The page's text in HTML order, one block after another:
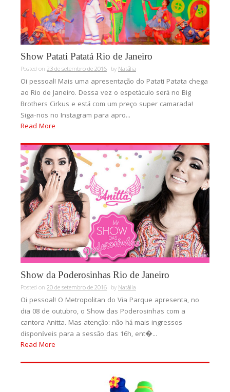
Show Patati Patatá Rio de Janeiro
Posted on 23 de setembro de 2016 byNatália
Oi pessoal! Mais uma apresentação do Patati Patata chega
ao Rio de Janeiro. Dessa vez o espetáculo será no Big
Brothers Cirkus e está com um preço super camarada!
Siga-nos no Instagram para apro...
Read More
Show da Poderosinhas Rio de Janeiro
Posted on 20 de setembro de 2016 byNatália
Oi pessoal! O Metropolitan do Via Parque apresenta, no
dia 08 de outubro, o Show das Poderosinhas com a
cantora Anitta. Mas atenção: não há mais ingressos
disponíveis para a sessão das 16h, ent�...
Read More